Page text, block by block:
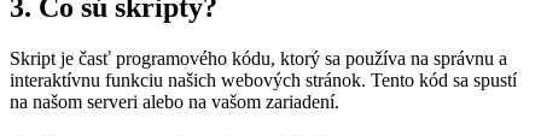
3. Čo sú skripty?
Skript je časť programového kódu, ktorý sa používa na správnu a
interaktívnu funkciu našich webových stránok. Tento kód sa spustí
na našom serveri alebo na vašom zariadení.